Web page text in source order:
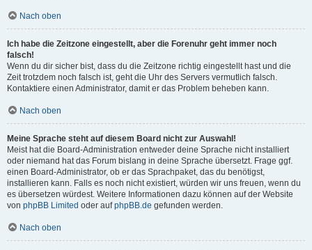
Nach oben
Ich habe die Zeitzone eingestellt, aber die Forenuhr geht immer noch
falsch!
Wenn du dir sicher bist, dass du die Zeitzone richtig eingestellt hast und die
Zeit trotzdem noch falsch ist, geht die Uhr des Servers vermutlich falsch.
Kontaktiere einen Administrator, damit er das Problem beheben kann.
Nach oben
Meine Sprache steht auf diesem Board nicht zur Auswahl!
Meist hat die Board-Administration entweder deine Sprache nicht installiert
oder niemand hat das Forum bislang in deine Sprache übersetzt. Frage ggf.
einen Board-Administrator, ob er das Sprachpaket, das du benötigst,
installieren kann. Falls es noch nicht existiert, würden wir uns freuen, wenn du
es übersetzen würdest. Weitere Informationen dazu können auf der Website
von phpBB Limited oder aufphpBB.de gefunden werden.
Nach oben